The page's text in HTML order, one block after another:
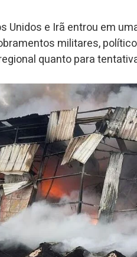
Unidos e Irã entrou em
militares,
quanto para